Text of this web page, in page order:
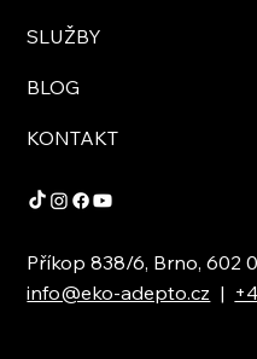
SLUŽBY
BLOG
KONTAKT
Příkop 838/6, Brno, 602
info@eko-adepto.cz |